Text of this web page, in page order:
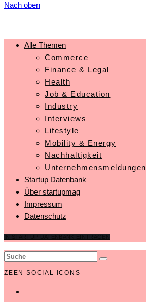
Nach oben
Alle Themen
Commerce
Finance & Legal
Health
Job & Education
Industry
Interviews
Lifestyle
Mobility & Energy
Nachhaltigkeit
Unternehmensmeldungen
Startup Datenbank
Über startupmag
Impressum
Datenschutz
ZEEN SOCIAL ICONS